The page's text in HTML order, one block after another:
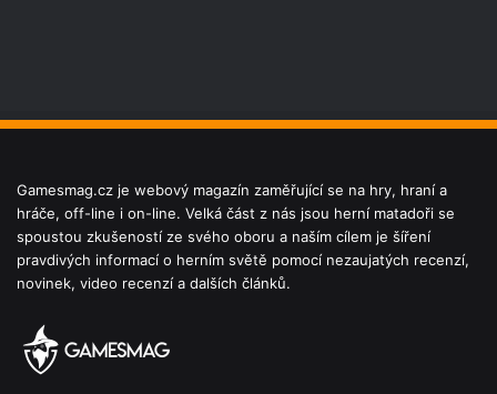
Gamesmag.cz je webový magazín zaměřující se na hry, hraní a
hráče, off-line i on-line. Velká část z nás jsou herní matadoři se
spoustou zkušeností ze svého oboru a naším cílem je šíření
pravdivých informací o herním světě pomocí nezaujatých recenzí,
novinek, video recenzí a dalších článků.